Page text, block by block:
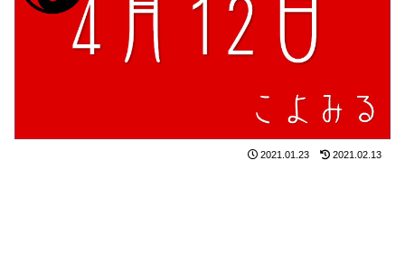
2021.01.23 2021.02.13